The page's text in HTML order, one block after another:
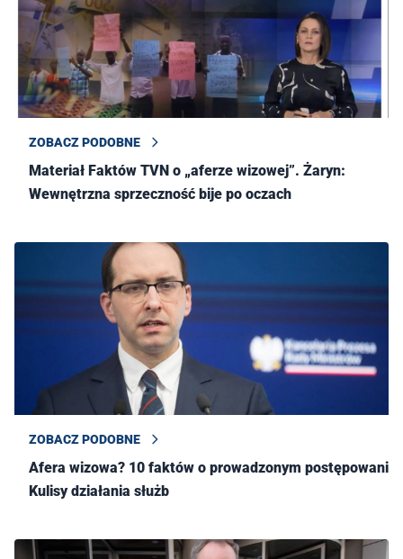
ZOBACZ PODOBNE
Materiał Faktów TVN o „aferze wizowej”. Żaryn:
Wewnętrzna sprzeczność bije po oczach
ZOBACZ PODOBNE
Afera wizowa? 10 faktów o prowadzonym postępowaniu.
Kulisy działania służb